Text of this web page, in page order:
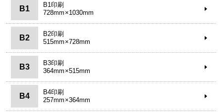
B1
B1印刷
728mm×1030mm
B2
B2印刷
515mm×728mm
B3
B3印刷
364mm×515mm
B4
B4印刷
257mm×364mm